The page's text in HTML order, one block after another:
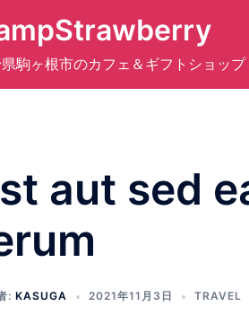
駒ヶ根市のカフェ＆ギフトショップ
aut sed
: KASUGA 2021年11月3日 TRAVEL